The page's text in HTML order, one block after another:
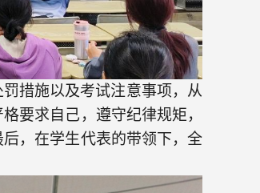
措施以及考试注意事项，从
要求自己，遵守纪律规矩，
后，在学生代表的带领下，全